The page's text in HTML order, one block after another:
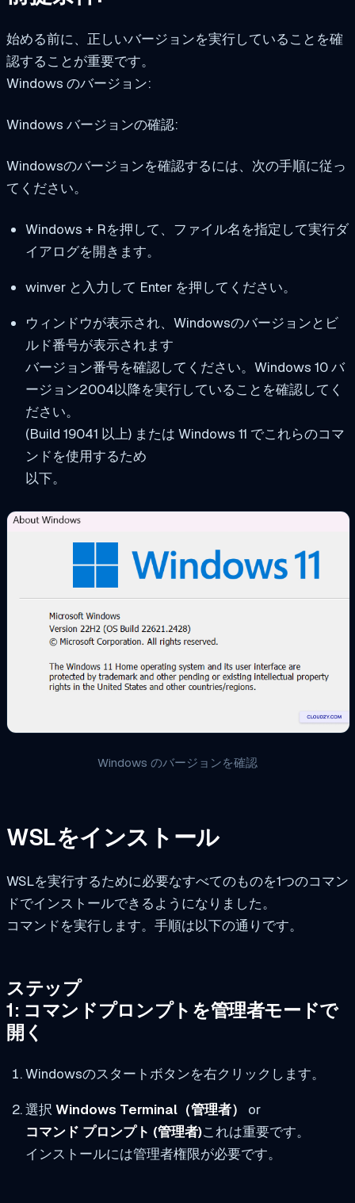
始める前に、正しいバージョンを実行していることを確
認することが重要です。
Windows のバージョン:
Windows バージョンの確認:
Windowsのバージョンを確認するには、次の手順に従っ
てください。
Windows + Rを押して、ファイル名を指定して実行ダ
イアログを開きます。
winver と入力して Enter を押してください。
ウィンドウが表示され、Windowsのバージョンとビ
ルド番号が表示されます
バージョン番号を確認してください。Windows 10 バ
ージョン2004以降を実行していることを確認してく
ださい。
(Build 19041 以上) または Windows 11 でこれらのコマ
ンドを使用するため
以下。
Windows のバージョンを確認
WSLをインストール
WSLを実行するために必要なすべてのものを1つのコマン
ドでインストールできるようになりました。
コマンドを実行します。手順は以下の通りです。
ステップ
1: コマンドプロンプトを管理者モードで
開く
Windowsのスタートボタンを右クリックします。
選択 Windows Terminal（管理者）
or
コマンド プロンプト (管理者)これは重要です。
インストールには管理者権限が必要です。